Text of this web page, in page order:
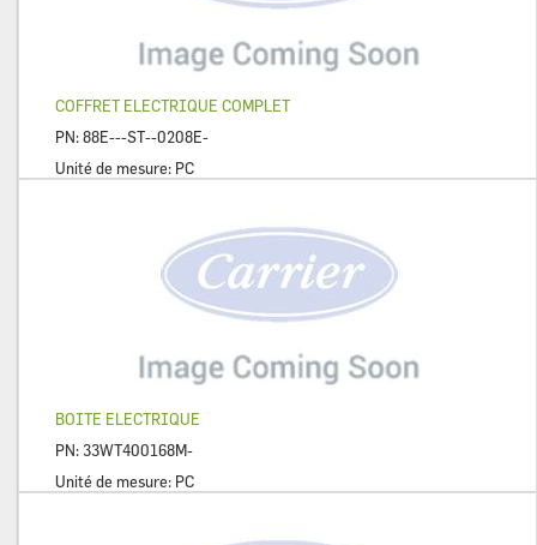
COFFRET ELECTRIQUE COMPLET
PN:88E---ST--0208E-
Unité de mesure: PC
BOITE ELECTRIQUE
PN: 33WT400168M-
Unité de mesure: PC